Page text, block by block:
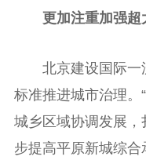
更加注重加强超
北京建设国际
标准推进城市治理。
城乡区域协调发展
步提高平原新城综